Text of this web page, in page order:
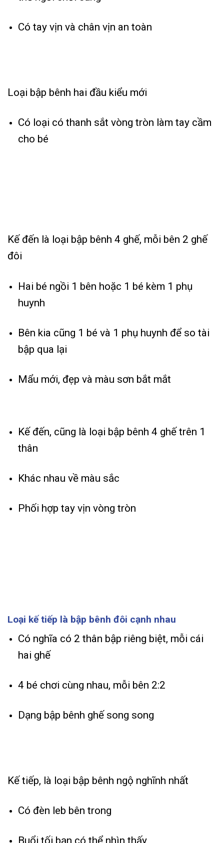
Có tay vịn và chân vịn an toàn
Loại bập bênh hai đầu kiểu mới
Có loại có thanh sắt vòng tròn làm tay cầm
cho bé
Kế đến là loại bập bênh 4 ghế, mỗi bên 2 ghế
đôi
Hai bé ngồi 1 bên hoặc 1 bé kèm 1 phụ
huynh
Bên kia cũng 1 bé và 1 phụ huynh để so tài
bập qua lại
Mẩu mới, đẹp và màu sơn bắt mắt
Kế đến, cũng là loại bập bênh 4 ghế trên 1
thân
Khác nhau về màu sắc
Phối hợp tay vịn vòng tròn
Loại kế tiếp là bập bênh đôi cạnh nhau
Có nghĩa có 2 thân bập riêng biệt, mỗi cái
hai ghế
4 bé chơi cùng nhau, mỗi bên 2:2
Dạng bập bênh ghế song song
Kế tiếp, là loại bập bênh ngộ nghĩnh nhất
Có đèn leb bên trong
Buổi tối bạn có thể nhìn thấy